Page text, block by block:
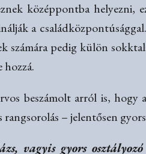
középpontba
a
számára pedig külön
beszámolt arról is, hogy
rangsorolás – jelentősen
vagyis gyors